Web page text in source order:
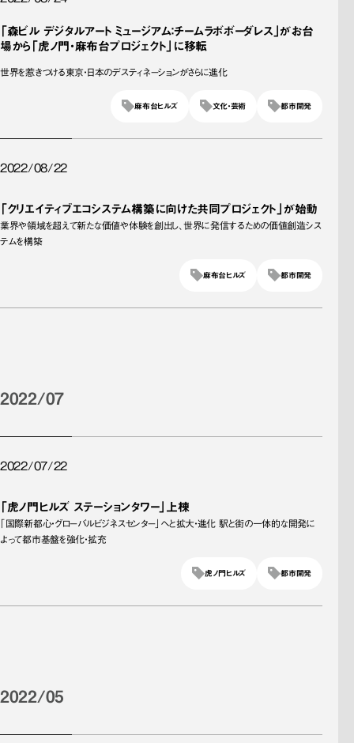
「森ビル デジタルアート ミュージアム：チームラボボーダレス」がお台
場から「虎ノ門・麻布台プロジェクト」に移転
世界を惹きつける東京・日本のデスティネーションがさらに進化
都市開発
文化・芸術
麻布台ヒルズ
2022/08/22
「クリエイティブエコシステム構築に向けた共同プロジェクト」が始動
業界や領域を超えて新たな価値や体験を創出し、世界に発信するための価値創造シス
テムを構築
都市開発
麻布台ヒルズ
2022/07
2022/07/22
「虎ノ門ヒルズ ステーションタワー」上棟
「国際新都心・グローバルビジネスセンター」へと拡大・進化 駅と街の一体的な開発に
よって都市基盤を強化・拡充
都市開発
虎ノ門ヒルズ
2022/05